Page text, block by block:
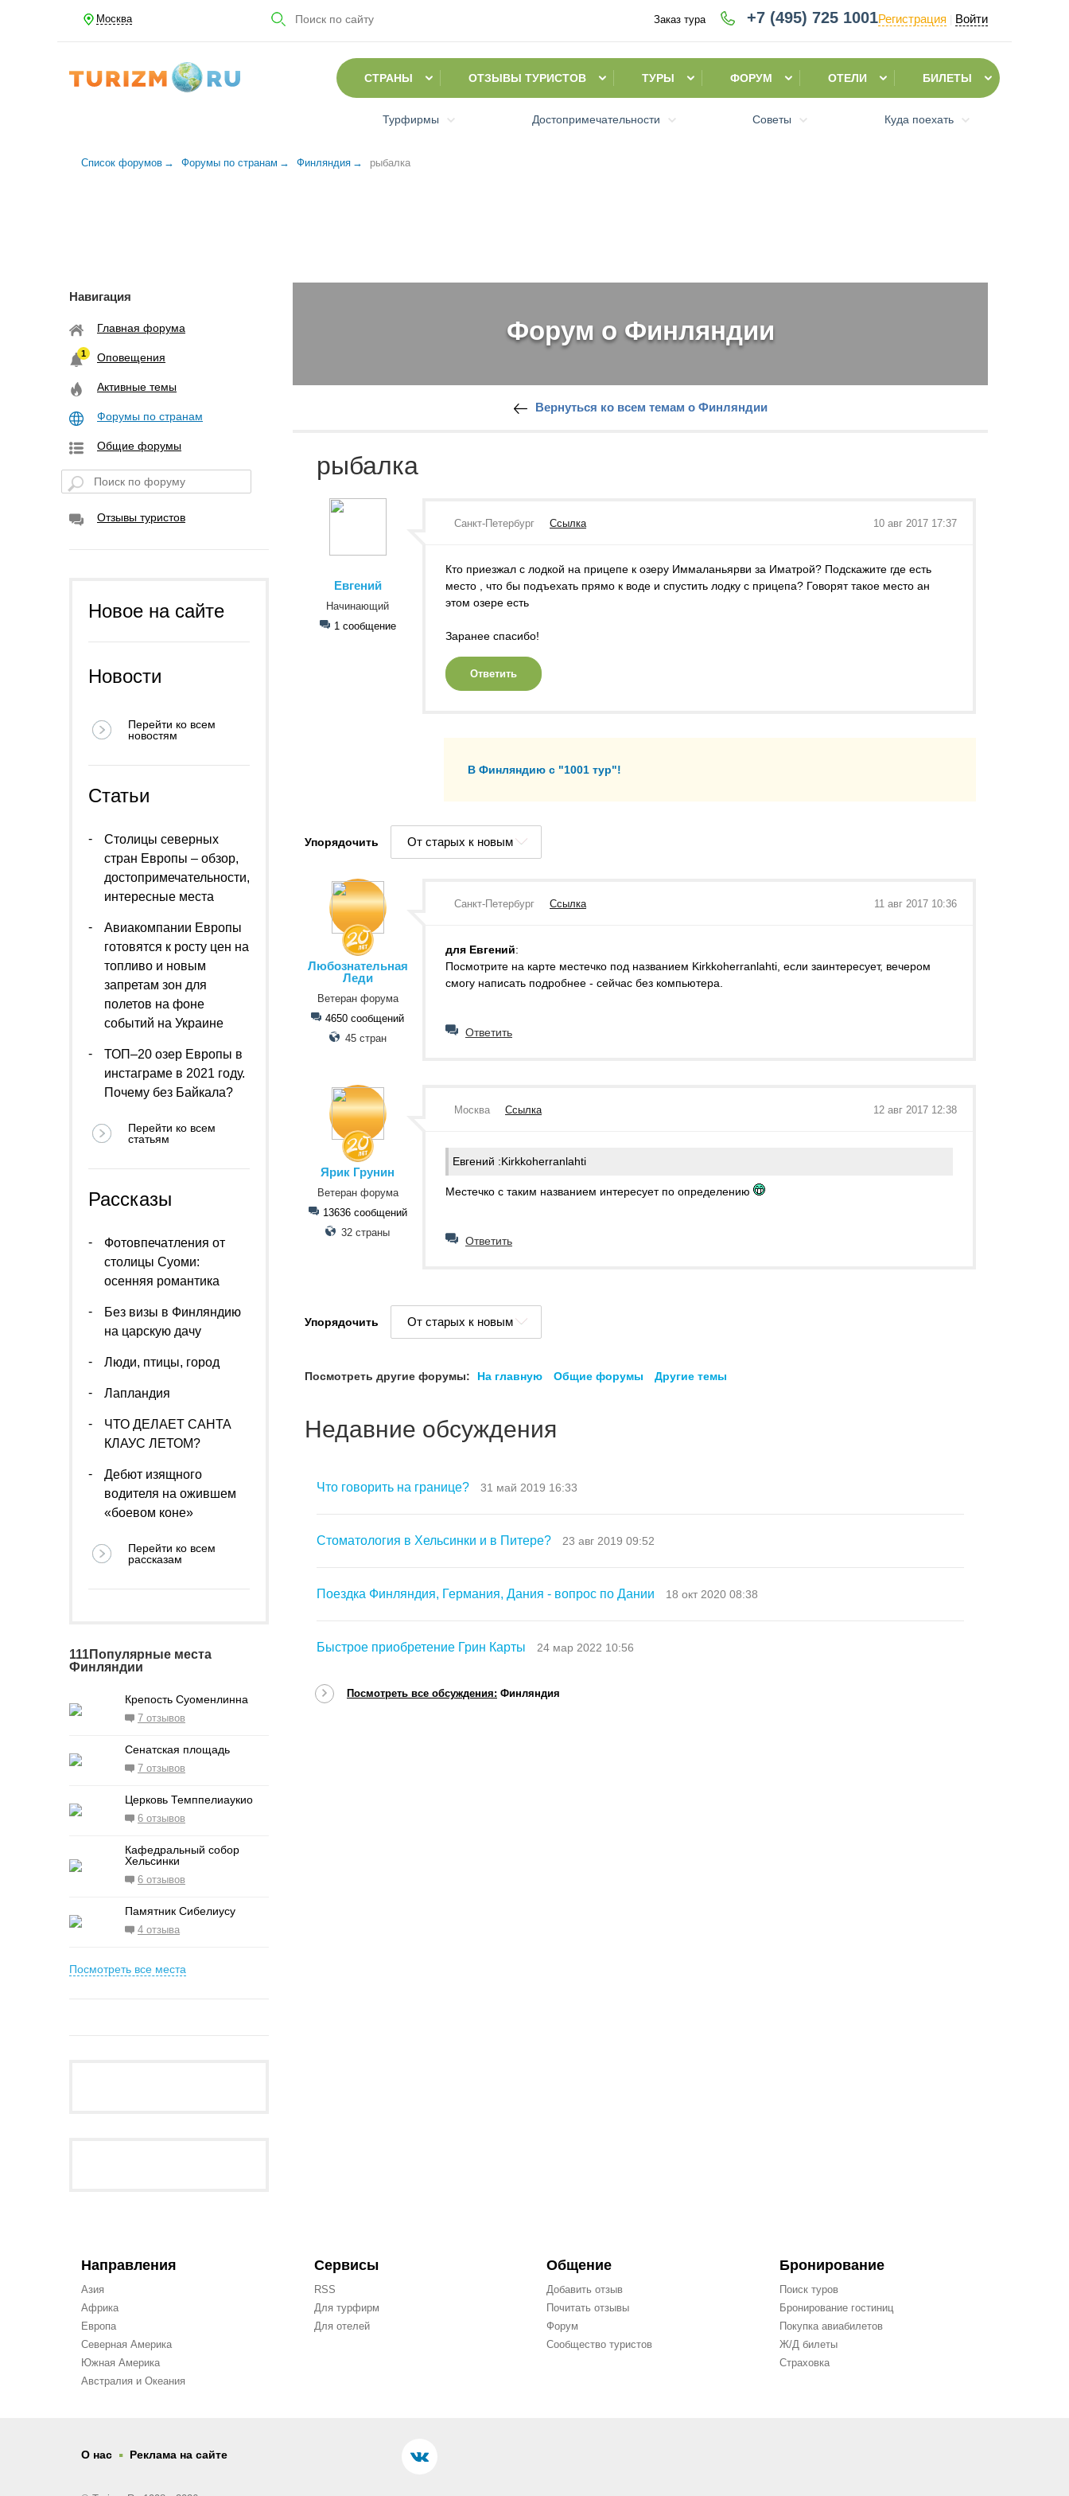
Москва Заказ тура +7 (495) 725 1001Регистрация Войти
СТРАНЫ ОТЗЫВЫ ТУРИСТОВ ТУРЫ ФОРУМ ОТЕЛИ БИЛЕТЫ
Турфирмы Достопримечательности Советы Куда поехать
Список форумов Форумы по странам Финляндия рыбалка
Навигация
Главная форума
Оповещения
Активные темы
Форумы по странам
Общие форумы
Отзывы туристов
Новое на сайте
Новости
Перейти ко всем
новостям
Статьи
Столицы северных
стран Европы – обзор,
достопримечательности,
интересные места
Авиакомпании Европы
готовятся к росту цен на
топливо и новым
запретам зон для
полетов на фоне
событий на Украине
ТОП–20 озер Европы в
инстаграме в 2021 году.
Почему без Байкала?
Перейти ко всем
статьям
Рассказы
Фотовпечатления от
столицы Суоми:
осенняя романтика
Без визы в Финляндию
на царскую дачу
Люди, птицы, город
Лапландия
ЧТО ДЕЛАЕТ САНТА
КЛАУС ЛЕТОМ?
Дебют изящного
водителя на ожившем
«боевом коне»
Перейти ко всем
рассказам
111Популярные места
Финляндии
Крепость Суоменлинна
7 отзывов
Сенатская площадь
7 отзывов
Церковь Темппелиаукио
6 отзывов
Кафедральный собор
Хельсинки
6 отзывов
Памятник Сибелиусу
4 отзыва
Посмотреть все места
Форум о Финляндии
Вернуться ко всем темам о Финляндии
рыбалка
Евгений
Начинающий
1 сообщение
Санкт-Петербург Ссылка 10 авг 2017 17:37
Кто приезжал с лодкой на прицепе к озеру Иммаланьярви за Иматрой? Подскажите где есть
место , что бы подъехать прямо к воде и спустить лодку с прицепа? Говорят такое место ан
этом озере есть
Заранее спасибо!
Ответить
В Финляндию с "1001 тур"!
Упорядочить От старых к новым
Любознательная
Леди
Ветеран форума
4650 сообщений
45 стран
Санкт-Петербург Ссылка 11 авг 2017 10:36
для Евгений:
Посмотрите на карте местечко под названием Kirkkoherranlahti, eсли заинтересует, вечером
смогу написать подробнее - сейчас без компьютера.
Ответить
Ярик Грунин
Ветеран форума
13636 сообщений
32 страны
Москва Ссылка 12 авг 2017 12:38
Евгений :Kirkkoherranlahti
Местечко с таким названием интересует по определению
Ответить
Упорядочить От старых к новым
Посмотреть другие форумы: На главную Общие форумы Другие темы
Недавние обсуждения
Что говорить на границе? 31 май 2019 16:33
Стоматология в Хельсинки и в Питере? 23 авг 2019 09:52
Поездка Финляндия, Германия, Дания - вопрос по Дании 18 окт 2020 08:38
Быстрое приобретение Грин Карты 24 мар 2022 10:56
Посмотреть все обсуждения: Финляндия
Направления
Азия
Африка
Европа
Северная Америка
Южная Америка
Австралия и Океания
Сервисы
RSS
Для турфирм
Для отелей
Общение
Добавить отзыв
Почитать отзывы
Форум
Сообщество туристов
Бронирование
Поиск туров
Бронирование гостиниц
Покупка авиабилетов
Ж/Д билеты
Страховка
О нас . Реклама на сайте